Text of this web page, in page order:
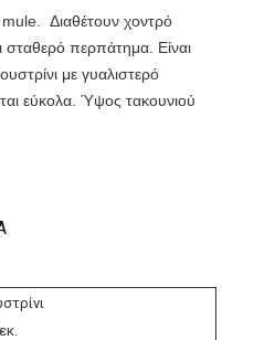
mule. Διαθέτουν χοντρό
σταθερό περπάτημα. Είναι
με γυαλιστερό
εύκολα. Ύψος τακουνιού